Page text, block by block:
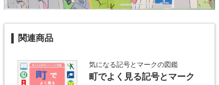
関連商品
気になる記号とマークの図鑑
町でよく見る記号とマーク